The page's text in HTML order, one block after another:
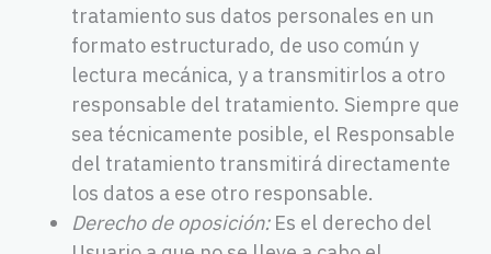
tratamiento sus datos personales en un
formato estructurado, de uso común y
lectura mecánica, y a transmitirlos a otro
responsable del tratamiento. Siempre que
sea técnicamente posible, el Responsable
del tratamiento transmitirá directamente
los datos a ese otro responsable.
Derecho de oposición:Es el derecho del